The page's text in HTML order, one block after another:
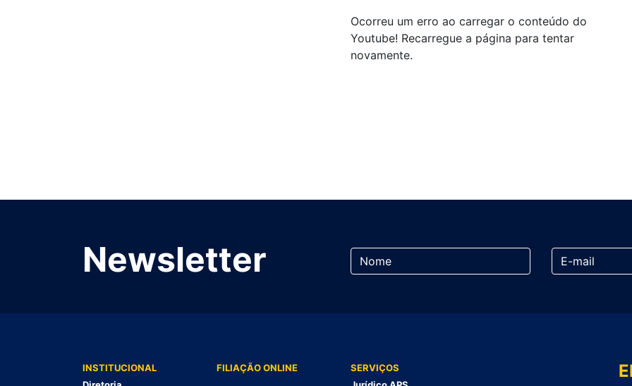
Ocorreu um erro ao carregar o conteúdo do
Youtube! Recarregue a página para tentar
novamente.
Newsletter
INSTITUCIONAL
FILIAÇÃO ONLINE
SERVIÇOS